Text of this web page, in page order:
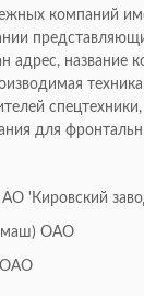
компаний
адрес, название
для
'Кировский
ОАО
ОАО